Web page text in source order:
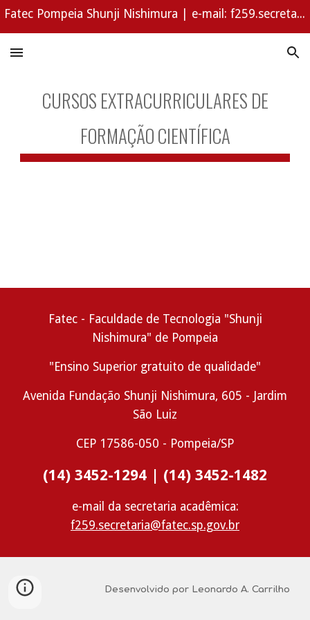
Fatec Pompeia Shunji Nishimura | e-mail: f259.secretaria@fatec.sp.gov.br | WhatsApp (14) 3452-1294
CURSOS EXTRACURRICULARES DE
FORMAÇÃO CIENTÍFICA
Fatec - Faculdade de Tecnologia "Shunji
Nishimura" de Pompeia
"Ensino Superior gratuito de qualidade"
Avenida Fundação Shunji Nishimura, 605 - Jardim
São Luiz
CEP 17586-050 - Pompeia/SP
(14) 3452-1294 | (14) 3452-1482
e-mail da secretaria acadêmica:
f259.secretaria@fatec.sp.gov.br
Desenvolvido por Leonardo A. Carrilho